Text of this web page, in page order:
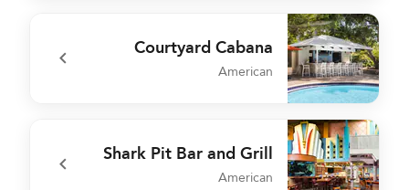
undefined Patio Bar & Lounge
Courtyard Cabana
American
undefined Courtyard Cabana
Shark Pit Bar and Grill
American